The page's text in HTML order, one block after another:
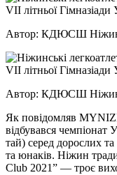
Автор: КДЮСШ
Автор: КДЮСШ
Як повідомляв
відбувався чемпіонат
тай) серед дорослих та
та юнаків. Ніжин
Club 2021” — троє